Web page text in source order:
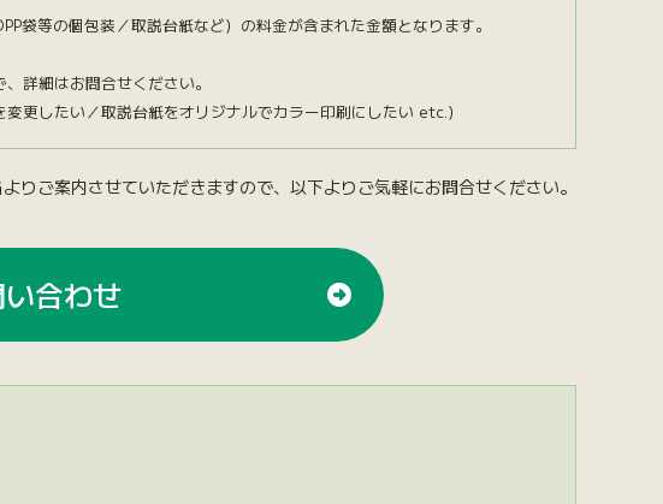
袋等の個包装／取説台紙など）の料金が含まれた金額となります。
詳細はお問合せください。
更したい／取説台紙をオリジナルでカラー印刷にしたい etc.）
りご案内させていただきますので、以下よりご気軽にお問合せください。
合わせ